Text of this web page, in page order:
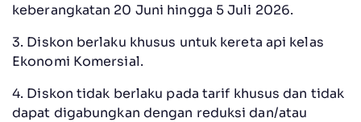
keberangkatan 20 Juni hingga 5 Juli 2026.
3. Diskon berlaku khusus untuk kereta api kelas
Ekonomi Komersial.
4. Diskon tidak berlaku pada tarif khusus dan tidak
dapat digabungkan dengan reduksi dan/atau